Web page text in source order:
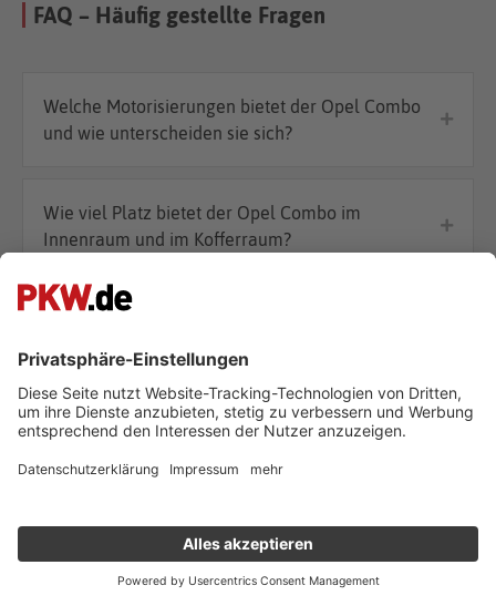
FAQ – Häufig gestellte Fragen
Welche Motorisierungen bietet der Opel Combo
und wie unterscheiden sie sich?
Wie viel Platz bietet der Opel Combo im
Innenraum und im Kofferraum?
Welche Ausstattungslinien gibt es beim Opel
Wie hoch ist der Kraftstoffverbrauch des Opel
Combo?